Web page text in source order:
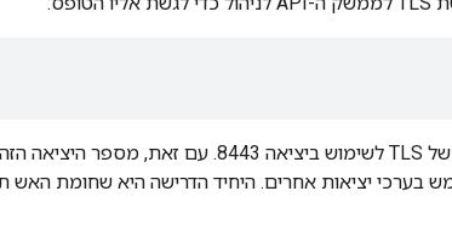
בערכי יציאות אחרים. היחיד הדרישה היא שחומת האש